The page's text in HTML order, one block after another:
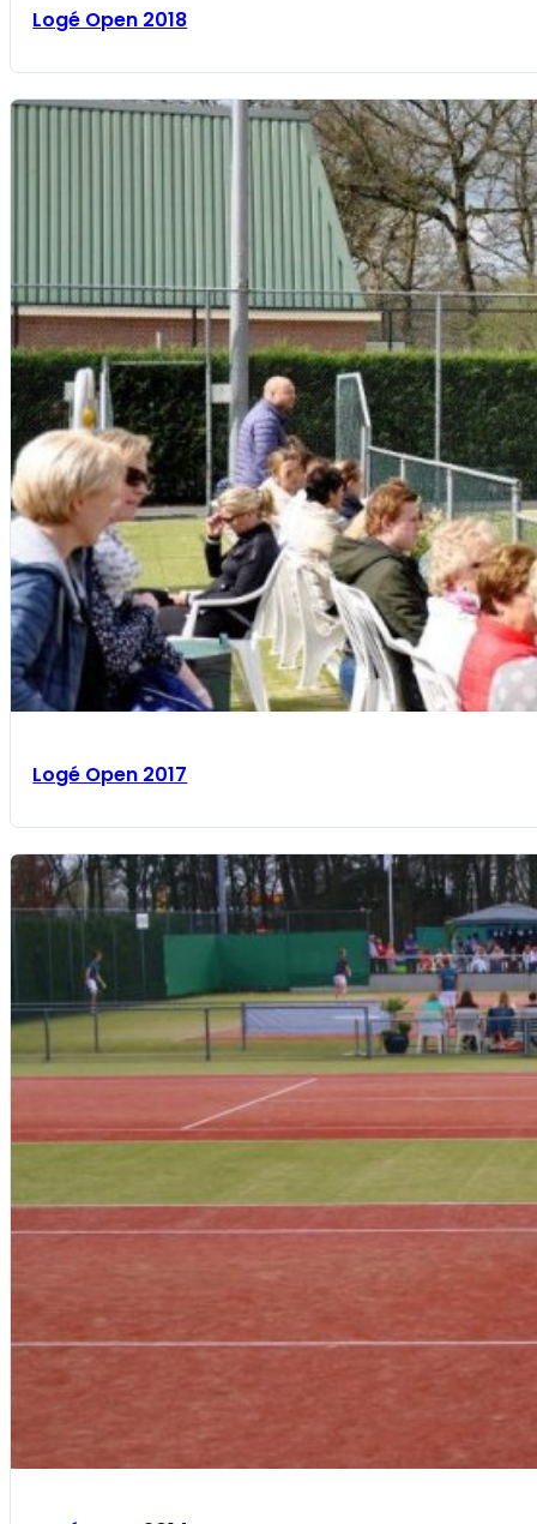
Logé Open 2018
Logé Open 2017